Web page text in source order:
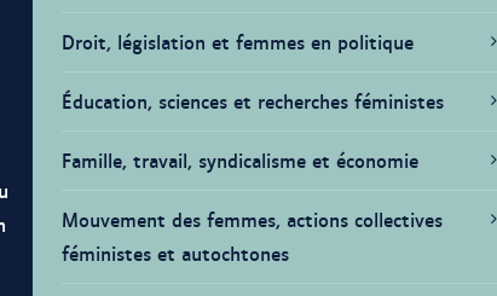
Droit, législation et femmes en politique
Éducation, sciences et recherches féministes
Famille, travail, syndicalisme et économie
Mouvement des femmes, actions collectives
féministes et autochtones